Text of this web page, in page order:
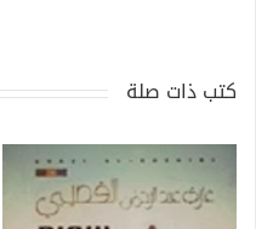
كتب ذات صلة